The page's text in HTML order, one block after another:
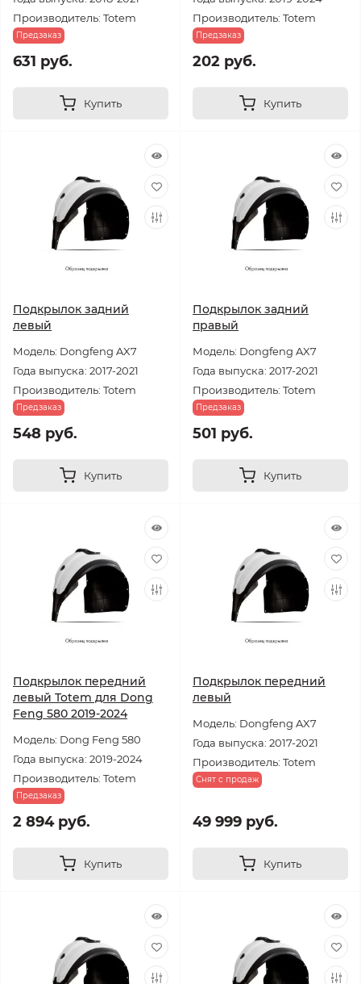
Производитель: Totem
Предзаказ
631 руб.
Купить
Производитель: Totem
Предзаказ
202 руб.
Купить
Подкрылок задний
левый
Модель: Dongfeng AX7
Года выпуска: 2017-2021
Производитель: Totem
Предзаказ
548 руб.
Купить
Подкрылок задний
правый
Модель: Dongfeng AX7
Года выпуска: 2017-2021
Производитель: Totem
Предзаказ
501 руб.
Купить
Подкрылок передний
левый Totem для Dong
Feng 580 2019-2024
Модель: Dong Feng 580
Года выпуска: 2019-2024
Производитель: Totem
Предзаказ
2 894 руб.
Купить
Подкрылок передний
левый
Модель: Dongfeng AX7
Года выпуска: 2017-2021
Производитель: Totem
Снят с продаж
49 999 руб.
Купить